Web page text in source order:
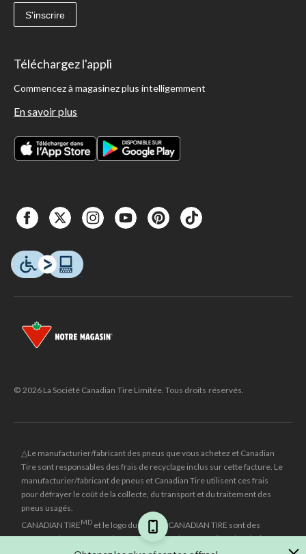
S'inscrire
Téléchargez l'appli
Commencez à magasinez plus intelligemment
En savoir plus
© 2026 La Société Canadian Tire Limitée. Tous droits réservés.
△Le manufacturier/fabricant des pneus que vous achetez et Canadian
Tire sont responsables des frais de recyclage inclus sur cette facture. Le
manufacturier/fabricant de pneus et Canadian Tire utilisent ces frais
pour défrayer le coût de la collecte, du transport et du traitement des
pneus usagés.
CANADIAN TIREMD et le logo du triangle CANADIAN TIRE sont des
marques de commerce déposées de la Société Canadian Tire Limitée.